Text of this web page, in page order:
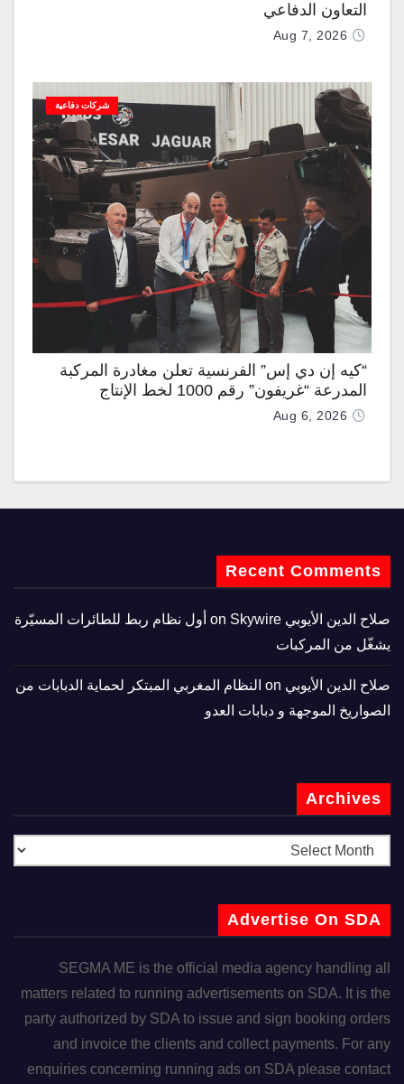
التعاون الدفاعي
Aug 7, 2026
شركات دفاعية
“كيه إن دي إس” الفرنسية تعلن مغادرة المركبة
المدرعة “غريفون” رقم 1000 لخط الإنتاج
Aug 6, 2026
Recent Comments
صلاح الدين الأيوبي
Skywire أول نظام ربط للطائرات المسيّرة
يشغّل من المركبات
صلاح الدين الأيوبي
النظام المغربي المبتكر لحماية الدبابات من
الصواريخ الموجهة و دبابات العدو
Archives
Advertise On SDA
SEGMA ME is the official media agency handling all
matters related to running advertisements on SDA. It is the
party authorized by SDA to issue and sign booking orders
and invoice the clients and collect payments. For any
enquiries concerning running ads on SDA please contact